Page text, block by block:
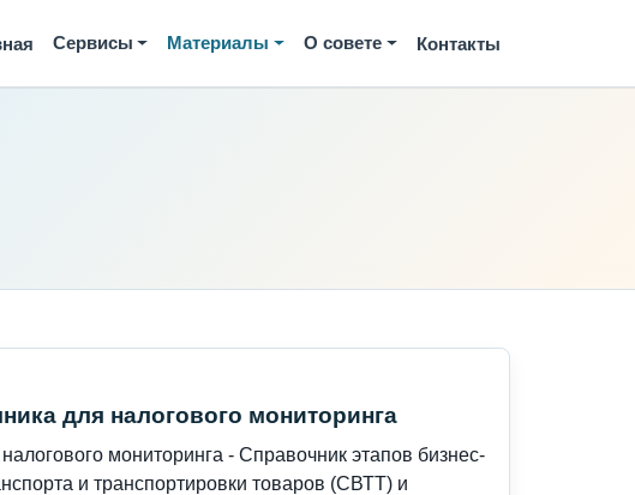
Сервисы Материалы О совете Контакты
для налогового мониторинга
мониторинга - Справочник этапов бизнес-
и транспортировки товаров (СВТТ) и